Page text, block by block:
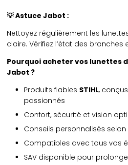
💡 Astuce Jabot :
Nettoyez régulièrement les
claire. Vérifiez l’état des branches
Pourquoi acheter vos lunettes
Jabot ?
Produits fiables STIHL,
passionnés
Confort, sécurité et vision
Conseils personnalisés
Compatibles avec tous vos
SAV disponible pour